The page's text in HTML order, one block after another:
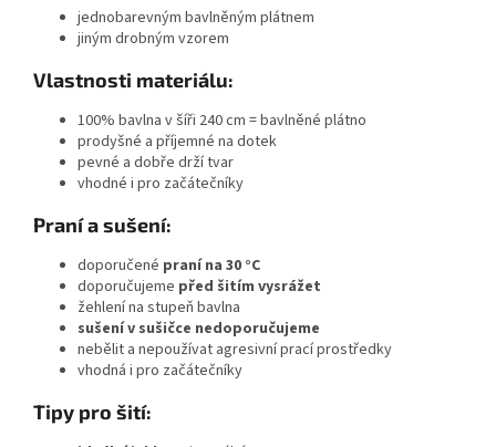
jednobarevným bavlněným plátnem
jiným drobným vzorem
Vlastnosti materiálu:
100% bavlna v šíři 240 cm = bavlněné plátno
prodyšné a příjemné na dotek
pevné a dobře drží tvar
vhodné i pro začátečníky
Praní a sušení:
doporučené praní na 30 °C
doporučujeme před šitím vysrážet
žehlení na stupeň bavlna
sušení v sušičce nedoporučujeme
nebělit a nepoužívat agresivní prací prostředky
vhodná i pro začátečníky
Tipy pro šití: